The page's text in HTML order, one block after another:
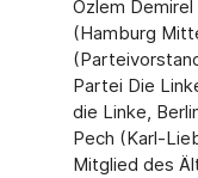
Özlem
(Hamburg
Partei Die
die Linke,
Pech (Karl-
Mitglied des